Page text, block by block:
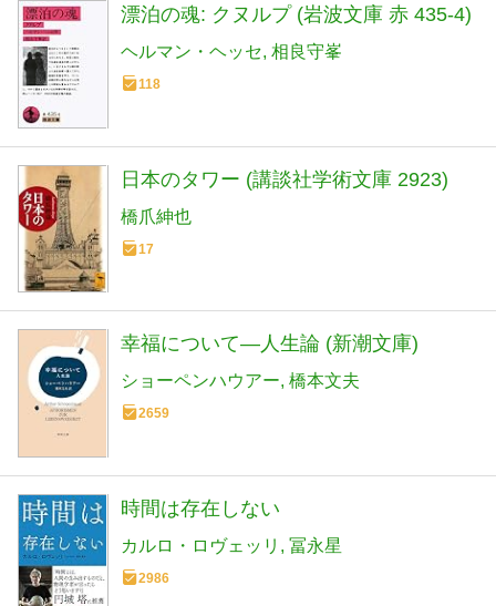
漂泊の魂: クヌルプ (岩波文庫 赤 435-4)
ヘルマン・ヘッセ 相良守峯
118
日本のタワー (講談社学術文庫 2923)
橋爪紳也
17
幸福について―人生論 (新潮文庫)
ショーペンハウアー 橋本文夫
2659
時間は存在しない
カルロ・ロヴェッリ 冨永星
2986